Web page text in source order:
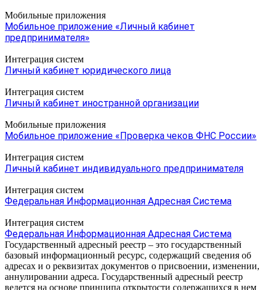
Мобильные приложения
Мобильное приложение «Личный кабинет
предпринимателя»
Интеграция систем
Личный кабинет юридического лица
Интеграция систем
Личный кабинет иностранной организации
Мобильные приложения
Мобильное приложение «Проверка чеков ФНС России»
Интеграция систем
Личный кабинет индивидуального предпринимателя
Интеграция систем
Федеральная Информационная Адресная Система
Интеграция систем
Федеральная Информационная Адресная Система
Государственный адресный реестр – это государственный
базовый информационный ресурс, содержащий сведения об
адресах и о реквизитах документов о присвоении, изменении,
аннулировании адреса. Государственный адресный реестр
ведется на основе принципа открытости содержащихся в нем